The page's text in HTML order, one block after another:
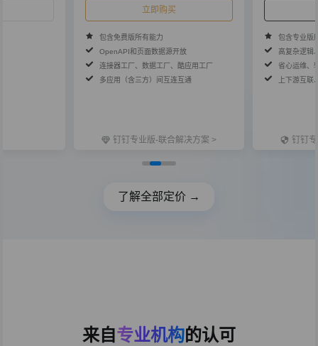
立即购买
包含免费版所有能力
OpenAPI和页面数据源开放
连接器工厂、数据工厂、酷应用工厂
多应用（含三方）间互连互通
钉钉专业版-联合解决方案 >
包含专业版
高复杂逻辑
省心运维、
上下游互联
钉钉
了解全部定价 →
来自 专业机构的认可